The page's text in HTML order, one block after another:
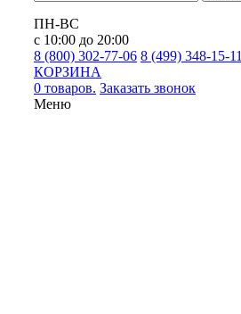
ПН-ВС
с 10:00 до 20:00
8 (800) 302-77-06 8 (499) 348-15-11
КОРЗИНА
0 товаров. Заказать звонок
Меню